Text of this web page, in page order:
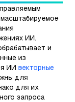
ИИ.
и
из
ИИ векторные
для
для их
запроса